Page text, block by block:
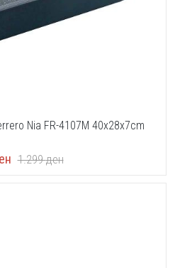
Nia FR-4107M 40x28x7cm
1.299ден